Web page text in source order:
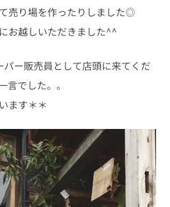
売り場を作ったりしました◎
お越しいただきました^^
ー販売員として店頭に来てくだ
言でした。。
ます＊＊